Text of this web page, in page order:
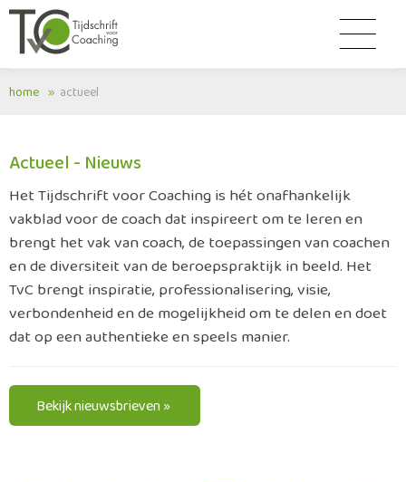
home actueel
Actueel - Nieuws
Het Tijdschrift voor Coaching is hét onafhankelijk
vakblad voor de coach dat inspireert om te leren en
brengt het vak van coach, de toepassingen van coachen
en de diversiteit van de beroepspraktijk in beeld. Het
TvC brengt inspiratie, professionalisering, visie,
verbondenheid en de mogelijkheid om te delen en doet
dat op een authentieke en speels manier.
Bekijk nieuwsbrieven »